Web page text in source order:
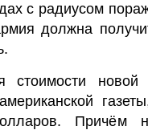
с радиусом
должна
стоимости новой
Причём